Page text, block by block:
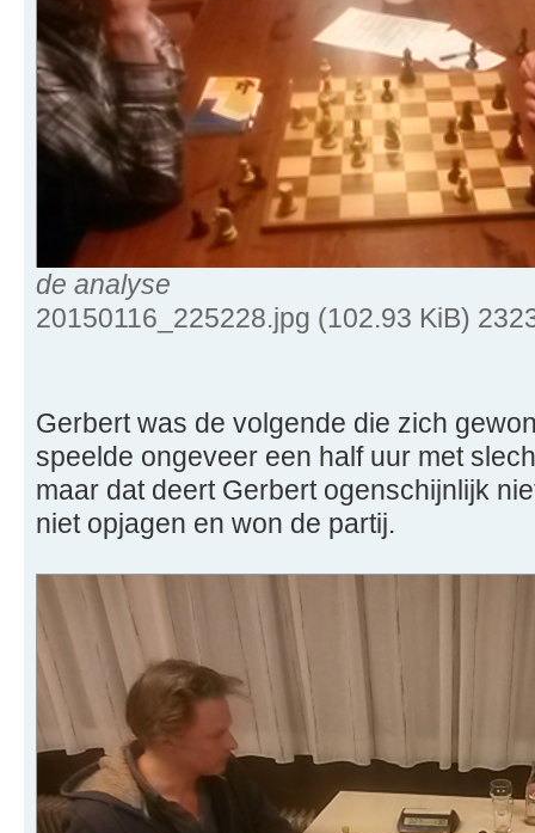
de analyse
20150116_225228.jpg (102.93 KiB)
Gerbert was de volgende die zich
speelde ongeveer een half uur met
maar dat deert Gerbert ogenschijnlijk
niet opjagen en won de partij.